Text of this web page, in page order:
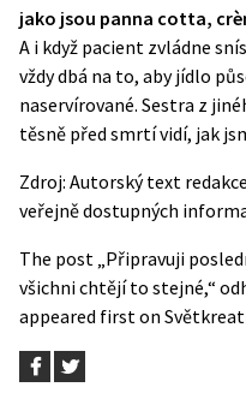
jako jsou panna cotta,
A i když pacient zvládne
vždy dbá na to, aby jídlo
naservírované. Sestra z
těsně před smrtí vidí, jak
Zdroj: Autorský text
veřejně dostupných
The post „Připravuji
všichni chtějí to stejné,“
appeared first on